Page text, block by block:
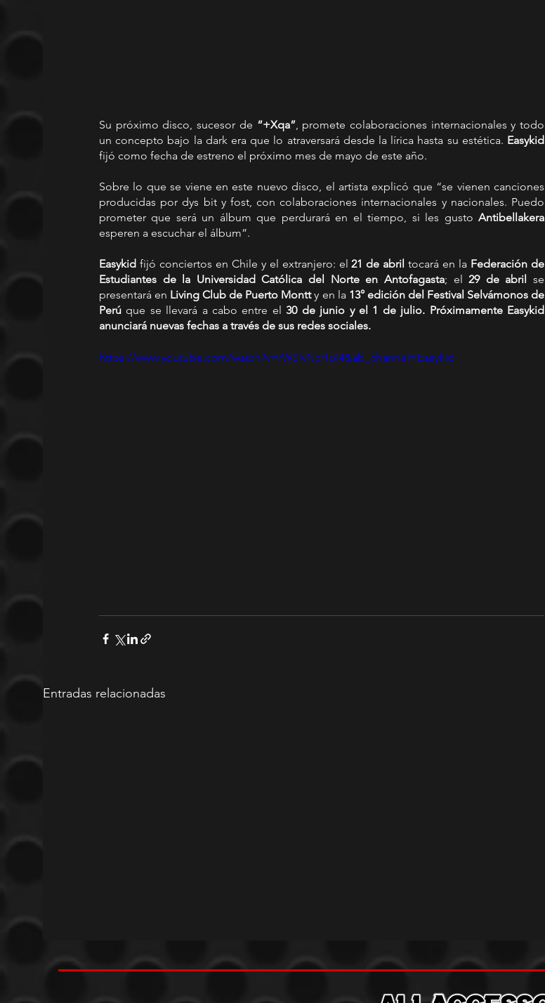
Su próximo disco, sucesor de “+Xqa”, promete colaboraciones internacionales y todo
un concepto bajo la dark era que lo atraversará desde la lírica hasta su estética. Easykid
fijó como fecha de estreno el próximo mes de mayo de este año.
Sobre lo que se viene en este nuevo disco, el artista explicó que “se vienen canciones
producidas por dys bit y fost, con colaboraciones internacionales y nacionales. Puedo
prometer que será un álbum que perdurará en el tiempo, si les gusto Antibellakera
esperen a escuchar el álbum”.
Easykid fijó conciertos en Chile y el extranjero: el 21 de abril tocará en la Federación de
Estudiantes de la Universidad Católica del Norte en Antofagasta; el 29 de abril se
presentará en Living Club de Puerto Montt y en la 13° edición del Festival Selvámonos de
Perú que se llevará a cabo entre el 30 de junio y el 1 de julio. Próximamente Easykid
anunciará nuevas fechas a través de sus redes sociales.
https://www.youtube.com/watch?v=rWSlvNcHpI4&ab_channel=Easykid
Entradas relacionadas